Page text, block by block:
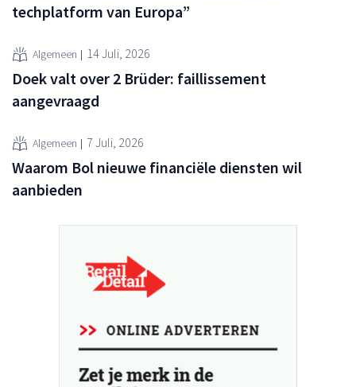
techplatform van Europa”
Algemeen 14 Juli, 2026
Doek valt over 2 Brüder: faillissement
aangevraagd
Algemeen 7 Juli, 2026
Waarom Bol nieuwe financiële diensten wil
aanbieden